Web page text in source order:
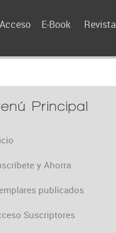
Acceso E-Book Revista
Principal
y Ahorra
publicados
Suscriptores